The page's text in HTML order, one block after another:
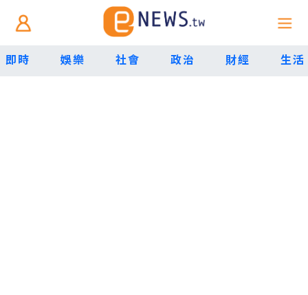
即時 娛樂 社會 政治 財經 生活